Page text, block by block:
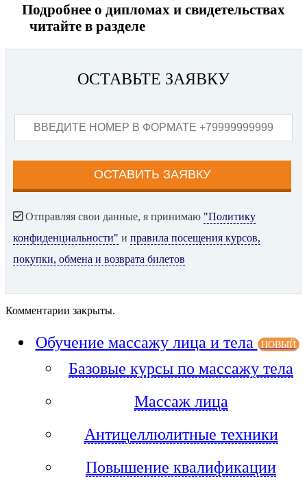
Подробнее о дипломах и свидетельствах
читайте в разделе
ОСТАВЬТЕ ЗАЯВКУ
Отправляя свои данные, я принимаю "Политику
конфиденциальности" и правила посещения курсов,
покупки, обмена и возврата билетов
Комментарии закрыты.
Обучение массажу лица и тела НОВЫЙ
Базовые курсы по массажу тела
Массаж лица
Антицеллюлитные техники
Повышение квалификации